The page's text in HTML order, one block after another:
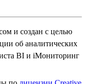
и создан с целью
об аналитических
BI и iМониторинг